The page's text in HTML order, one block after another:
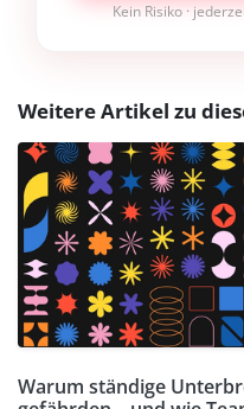
Kein Risiko ·
Weitere Artikel zu
Warum ständige